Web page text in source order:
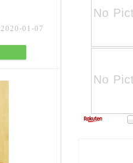
2020-01-07